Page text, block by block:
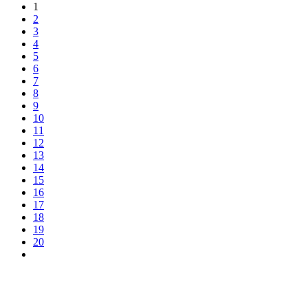
1
2
3
4
5
6
7
8
9
10
11
12
13
14
15
16
17
18
19
20